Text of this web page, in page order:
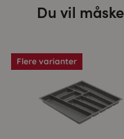
Du vil
Flere varianter